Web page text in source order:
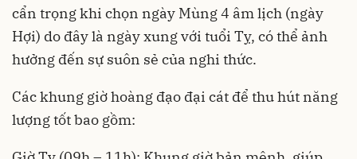
cẩn trọng khi chọn ngày Mùng 4 âm lịch (ngày
Hợi) do đây là ngày xung với tuổi Tỵ, có thể ảnh
hưởng đến sự suôn sẻ của nghi thức.
Các khung giờ hoàng đạo đại cát để thu hút năng
lượng tốt bao gồm: